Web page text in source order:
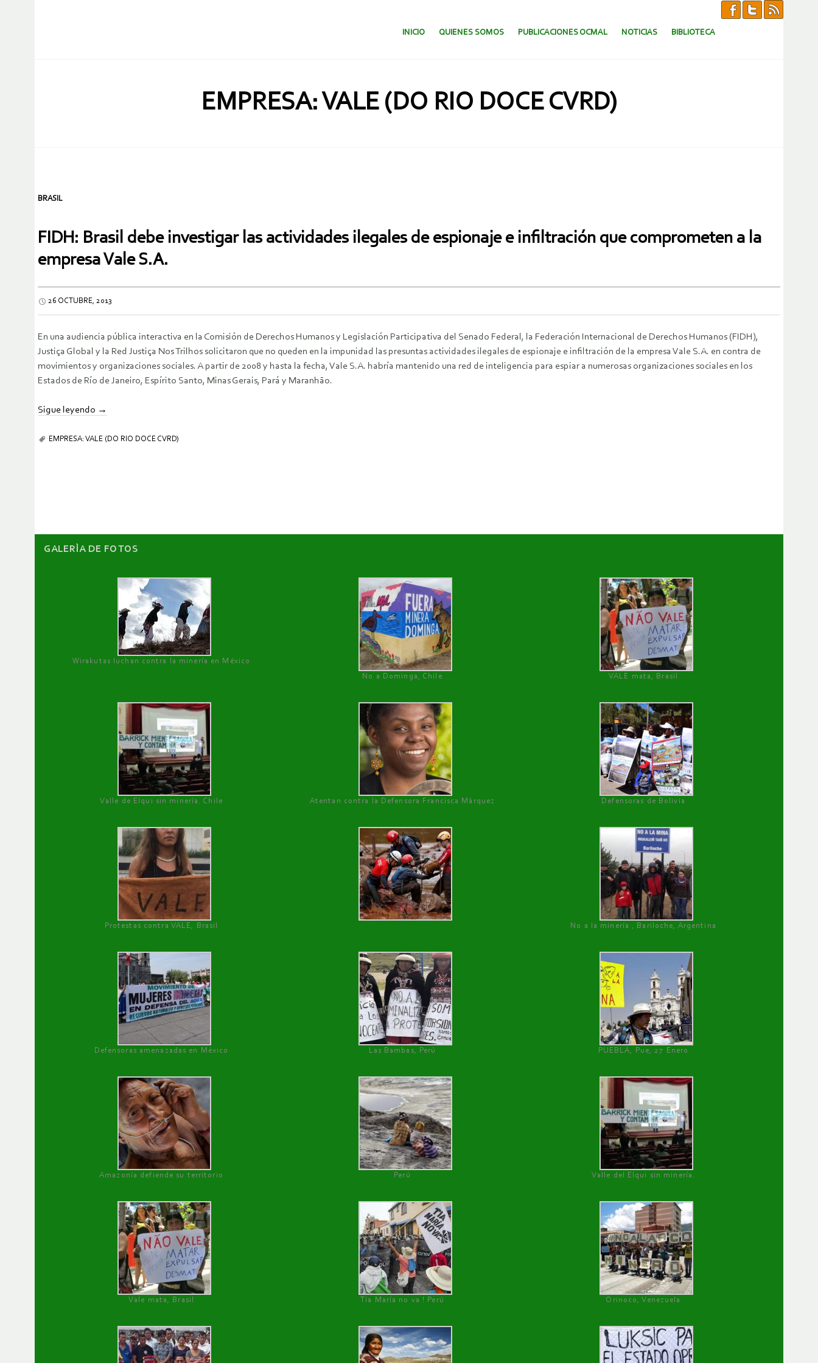
SALTAR AL CONTENIDO.
INICIO QUIENES SOMOS PUBLICACIONES OCMAL NOTICIAS BIBLIOTECA
EMPRESA: VALE (DO RIO DOCE CVRD)
BRASIL
FIDH: Brasil debe investigar las actividades ilegales de espionaje e infiltración que comprometen a la
empresa Vale S.A.
26 OCTUBRE, 2013
En una audiencia pública interactiva en la Comisión de Derechos Humanos y Legislación Participativa del Senado Federal, la Federación Internacional de Derechos Humanos (FIDH),
Justiça Global y la Red Justiça Nos Trilhos solicitaron que no queden en la impunidad las presuntas actividades ilegales de espionaje e infiltración de la empresa Vale S.A. en contra de
movimientos y organizaciones sociales. A partir de 2008 y hasta la fecha, Vale S.A. habría mantenido una red de inteligencia para espiar a numerosas organizaciones sociales en los
Estados de Río de Janeiro, Espírito Santo, Minas Gerais, Pará y Maranhāo.
Sigue leyendo →
EMPRESA: VALE (DO RIO DOCE CVRD)
GALERÌA DE FOTOS
Wirakutas luchan contra la minería en México
No a Dominga, Chile
VALE mata, Brasil
Valle de Elqui sin minería. Chile Atentan contra la Defensora Francisca Márquez Defensoras de Bolivia
Protestas contra VALE, Brasil No a la minería , Bariloche, Argentina
Defensoras amenazadas en México Las Bambas, Perú PUEBLA, Pue, 27 Enero
Amazonía defiende su territorio Perú Valle del Elqui sin minería.
Vale mata, Brasil Tía María no va ! Perú Orinoco, Venezuela